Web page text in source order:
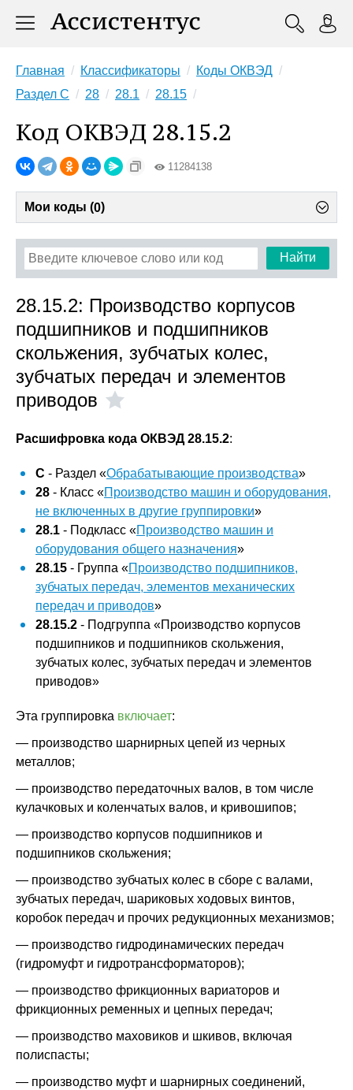
Главная Классификаторы
Коды ОКВЭД
Раздел C
28 28.1 28.15
Код ОКВЭД 28.15.2
11284138
Мои коды (0)
Найти
28.15.2: Производство корпусов
подшипников и подшипников
скольжения, зубчатых колес,
зубчатых передач и элементов
приводов
Расшифровка кода ОКВЭД 28.15.2:
C - Раздел «Обрабатывающие производства»
28 - Класс «Производство машин и оборудования,
не включенных в другие группировки»
28.1 - Подкласс «Производство машин и
оборудования общего назначения»
28.15 - Группа «Производство подшипников,
зубчатых передач, элементов механических
передач и приводов»
28.15.2 - Подгруппа «Производство корпусов
подшипников и подшипников скольжения,
зубчатых колес, зубчатых передач и элементов
приводов»
Эта группировка включает:
— производство шарнирных цепей из черных
металлов;
— производство передаточных валов, в том числе
кулачковых и коленчатых валов, и кривошипов;
— производство корпусов подшипников и
подшипников скольжения;
— производство зубчатых колес в сборе с валами,
зубчатых передач, шариковых ходовых винтов,
коробок передач и прочих редукционных механизмов;
— производство гидродинамических передач
(гидромуфт и гидротрансформаторов);
— производство фрикционных вариаторов и
фрикционных ременных и цепных передач;
— производство маховиков и шкивов, включая
полиспасты;
— производство муфт и шарнирных соединений,